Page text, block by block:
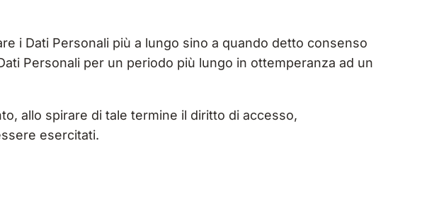
i Dati Personali più a lungo sino a quando detto consenso
Personali per un periodo più lungo in ottemperanza ad un
allo spirare di tale termine il diritto di accesso,
esercitati.